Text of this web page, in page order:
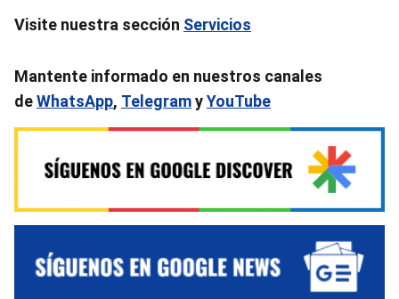
Visite nuestra sección Servicios
Mantente informado en nuestros canales
deWhatsApp, TelegramyYouTube